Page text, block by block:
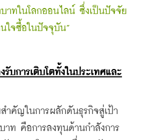
าทในโลกออนไลน์ ซึ่งเป็นปัจจัย
ใจซื้อในปัจจุบัน”
บการเติบโตทั้งในประเทศและ
ญในการผลักดันธุรกิจสู่เป้า
าท คือการลงทุนด้านกำลังการ